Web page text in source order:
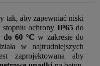
tak, aby zapewniać niski
stopniu ochrony IP65do
do 60 °C w zakresie do
w najtrudniejszych
zaprojektowana aby